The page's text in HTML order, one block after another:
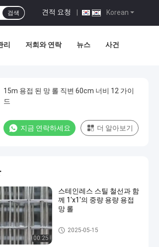
Korean
견적 요청
검색
리 저희와 연락 뉴스 사건
15m 용접 된 망 롤 직변 60cm 너비 12 가이
드
지금 연락하세요 더 알아보기
00:25
스테인레스 스틸 철선과 함
께 1'x1'의 중량 용량 용접
망 롤
용접된 메쉬롤
2025-05-15